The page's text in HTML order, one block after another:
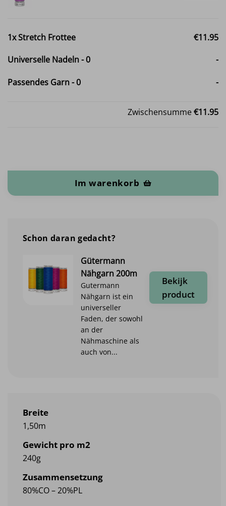
1xStretch Frottee €11.95
Universelle Nadeln-0 -
Passendes Garn-0 -
Zwischensumme€11.95
Im warenkorb
Breite
1,50m
Gewicht pro m2
240g
Zusammensetzung
80%CO – 20%PL
Schon daran gedacht?
Gütermann
Nähgarn 200m
Gutermann
Nähgarn ist ein
universeller
Faden, der sowohl
an der
Nähmaschine als
auch von...
Bekijk
product